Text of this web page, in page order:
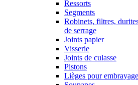
Ressorts
Segments
Robinets, filtres,
de serrage
Joints papier
Visserie
Joints de culasse
Pistons
Lièges pour embrayage